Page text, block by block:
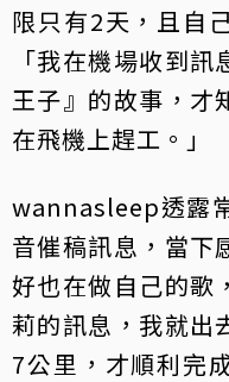
限只有2天，且自
「我在機場收到
王子』的故事，才
在飛機上趕工。」
wannasleep透露
音催稿訊息，當下
好也在做自己的歌
莉的訊息，我就出
7公里，才順利完